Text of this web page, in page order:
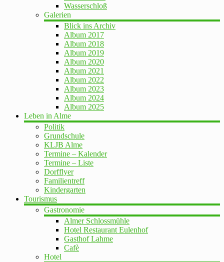
Wasserschloß
Galerien
Blick ins Archiv
Album 2017
Album 2018
Album 2019
Album 2020
Album 2021
Album 2022
Album 2023
Album 2024
Album 2025
Leben in Alme
Politik
Grundschule
KLJB Alme
Termine – Kalender
Termine – Liste
Dorfflyer
Familientreff
Kindergarten
Tourismus
Gastronomie
Almer Schlossmühle
Hotel Restaurant Eulenhof
Gasthof Lahme
Cafè
Hotel